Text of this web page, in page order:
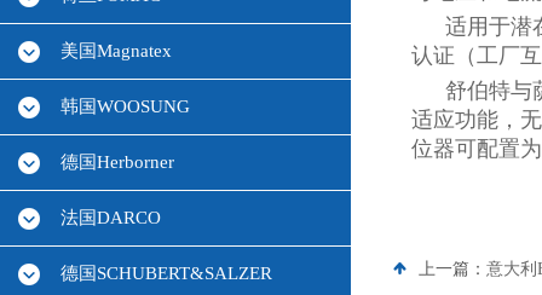
美国Magnatex
韩国WOOSUNG
德国Herborner
法国DARCO
德国SCHUBERT&SALZER
适用于潜
认证（工厂
舒伯特与
适应功能，
位器可配置
上一篇： 意大利